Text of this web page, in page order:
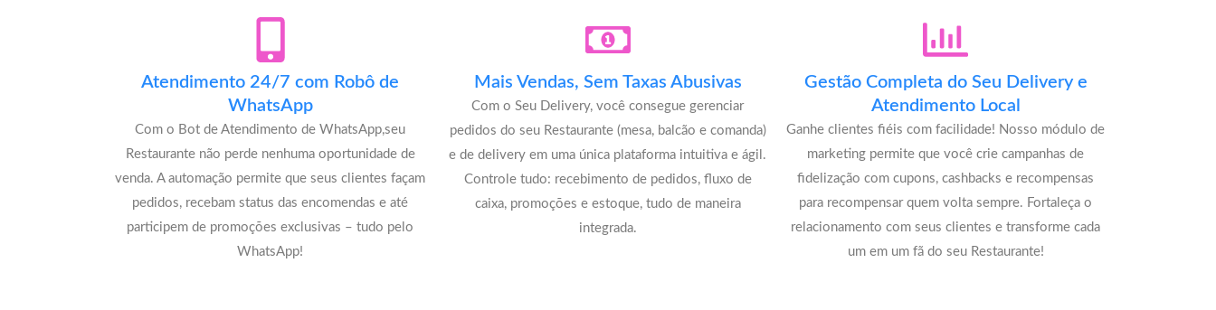
Atendimento 24/7 com Robô de
WhatsApp
Com o Bot de Atendimento de WhatsApp,seu
Restaurante não perde nenhuma oportunidade de
venda. A automação permite que seus clientes façam
pedidos, recebam status das encomendas e até
participem de promoções exclusivas – tudo pelo
WhatsApp!
Mais Vendas, Sem Taxas Abusivas
Com o Seu Delivery, você consegue gerenciar
pedidos do seu Restaurante (mesa, balcão e comanda)
e de delivery em uma única plataforma intuitiva e ágil.
Controle tudo: recebimento de pedidos, fluxo de
caixa, promoções e estoque, tudo de maneira
integrada.
Gestão Completa do Seu Delivery e
Atendimento Local
Ganhe clientes fiéis com facilidade! Nosso módulo de
marketing permite que você crie campanhas de
fidelização com cupons, cashbacks e recompensas
para recompensar quem volta sempre. Fortaleça o
relacionamento com seus clientes e transforme cada
um em um fã do seu Restaurante!